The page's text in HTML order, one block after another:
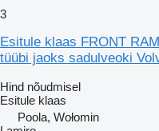
3
Esitule klaas FRONT
tüübi jaoks sadulveoki
Hind nõudmisel
Esitule klaas
Poola, Wołomin